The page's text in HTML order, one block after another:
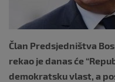
Član Predsjedništva
rekao je danas će
demokratsku vlast, a